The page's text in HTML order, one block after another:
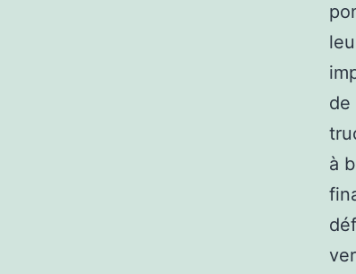
de
à